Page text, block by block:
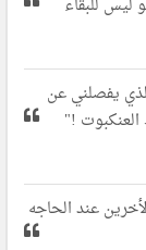
ليس للبقاء
يفصلني عن
!"
عند الحاجه